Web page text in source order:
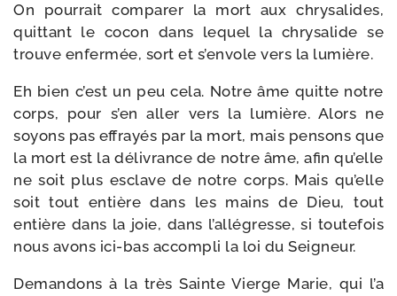
On pour­rait com­pa­rer la mort aux chry­sa­lides,
quit­tant le cocon dans lequel la chry­sa­lide se
trouve enfer­mée, sort et s’envole vers la lumière.
Eh bien c’est un peu cela. Notre âme quitte notre
corps, pour s’en aller vers la lumière. Alors ne
soyons pas effrayés par la mort, mais pen­sons que
la mort est la déli­vrance de notre âme, afin qu’elle
ne soit plus esclave de notre corps. Mais qu’elle
soit tout entière dans les mains de Dieu, tout
entière dans la joie, dans l’allégresse, si tou­te­fois
nous avons ici-​bas accom­pli la loi du Seigneur.
Demandons à la très Sainte Vierge Marie, qui l’a